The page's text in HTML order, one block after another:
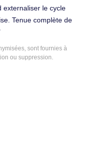
externaliser le cycle
Tenue complète de
sont fournies à
ou suppression.